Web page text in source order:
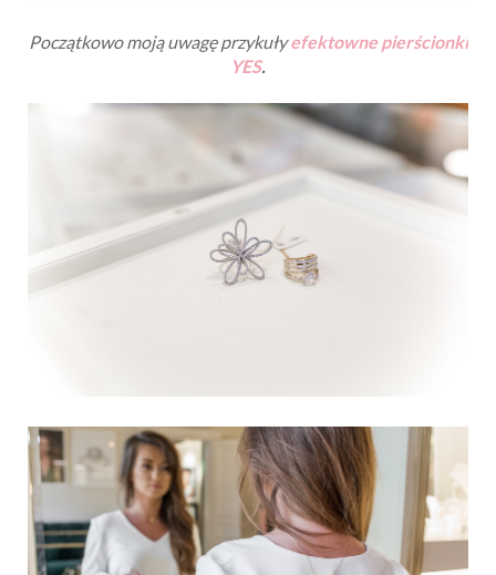
Początkowo moją uwagę przykułyefektowne pierścionki
YES.